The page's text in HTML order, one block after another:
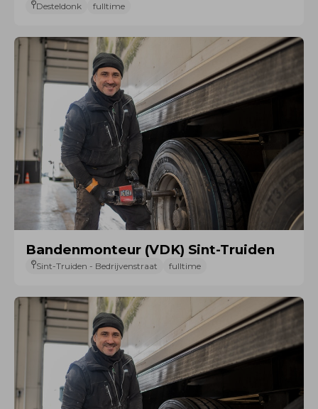
Desteldonk fulltime
Bandenmonteur (VDK) Sint-Truiden
Sint-Truiden - Bedrijvenstraat fulltime